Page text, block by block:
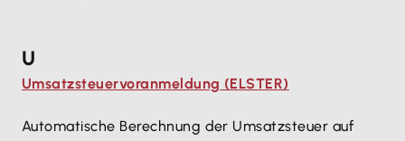
U
Umsatzsteuervoranmeldung (ELSTER)
Automatische Berechnung der Umsatzsteuer auf